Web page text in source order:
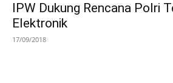
IPW Dukung Rencana Polri
Elektronik
17/09/2018